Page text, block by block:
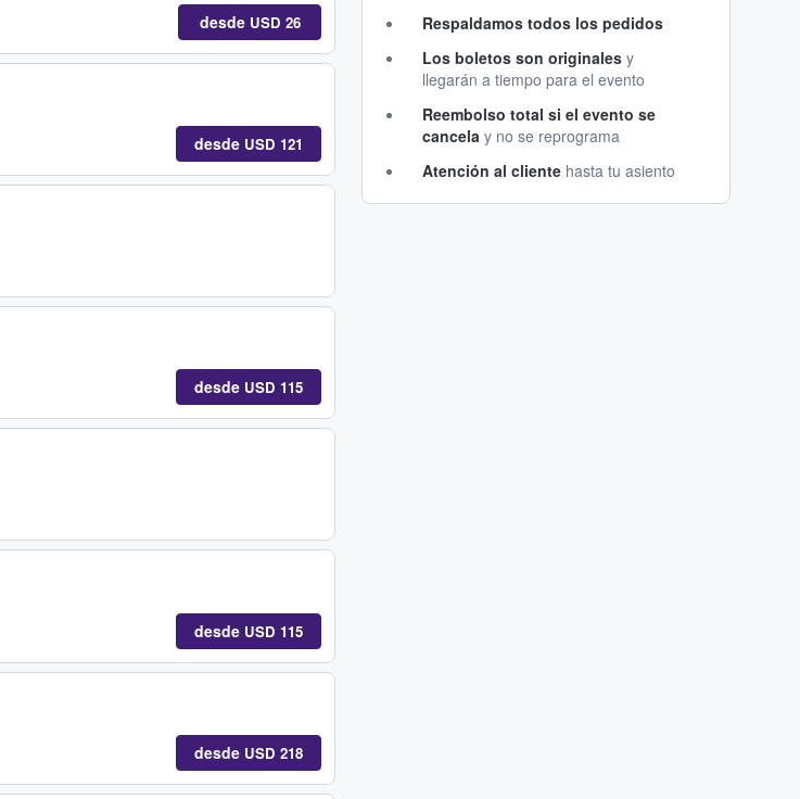
desde USD 26
desde USD 121
desde USD 115
desde USD 115
desde USD 218
Respaldamos todos los pedidos
Los boletos son originales y
llegarán a tiempo para el evento
Reembolso total si el evento se
cancela y no se reprograma
Atención al cliente hasta tu asiento